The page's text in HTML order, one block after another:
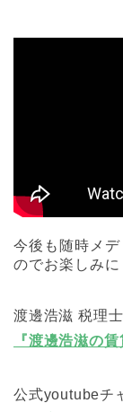
今後も随時メ
のでお楽しみに
渡邊浩滋 税理
『渡邊浩滋の
公式youtubeチ